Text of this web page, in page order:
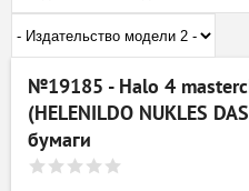
№19185 - Halo 4
(HELENILDO NUKLES
бумаги